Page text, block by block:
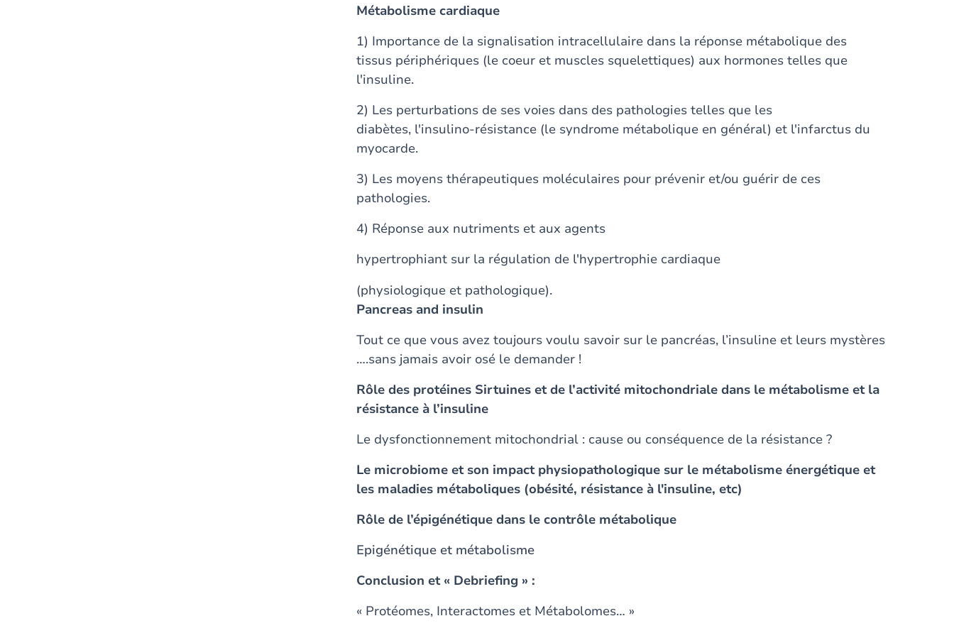
Métabolisme cardiaque
1) Importance de la signalisation intracellulaire dans la réponse métabolique des
tissus périphériques (le coeur et muscles squelettiques) aux hormones telles que
l'insuline.
2) Les perturbations de ses voies dans des pathologies telles que les
diabètes, l'insulino-résistance (le syndrome métabolique en général) et l'infarctus du
myocarde.
3) Les moyens thérapeutiques moléculaires pour prévenir et/ou guérir de ces
pathologies.
4) Réponse aux nutriments et aux agents
hypertrophiant sur la régulation de l'hypertrophie cardiaque
(physiologique et pathologique).
Pancreas and insulin
Tout ce que vous avez toujours voulu savoir sur le pancréas, l’insuline et leurs mystères
….sans jamais avoir osé le demander !
Rôle des protéines Sirtuines et de l’activité mitochondriale dans le métabolisme et la
résistance à l’insuline
Le dysfonctionnement mitochondrial : cause ou conséquence de la résistance ?
Le microbiome et son impact physiopathologique sur le métabolisme énergétique et
les maladies métaboliques (obésité, résistance à l'insuline, etc)
Rôle de l’épigénétique dans le contrôle métabolique
Epigénétique et métabolisme
Conclusion et « Debriefing » :
« Protéomes, Interactomes et Métabolomes… »